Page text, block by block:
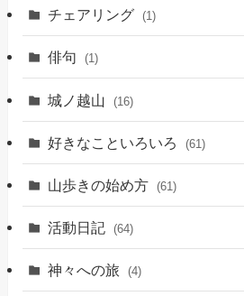
チェアリング (1)
俳句 (1)
城ノ越山 (16)
好きなこといろいろ (61)
山歩きの始め方 (61)
活動日記 (64)
神々への旅 (4)